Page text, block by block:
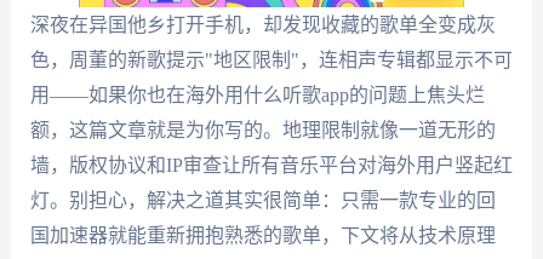
深夜在异国他乡打开手机，却发现收藏的歌单全变成灰
色，周董的新歌提示"地区限制"，连相声专辑都显示不可
用——如果你也在海外用什么听歌app的问题上焦头烂
额，这篇文章就是为你写的。地理限制就像一道无形的
墙，版权协议和IP审查让所有音乐平台对海外用户竖起红
灯。别担心，解决之道其实很简单：只需一款专业的回
国加速器就能重新拥抱熟悉的歌单，下文将从技术原理